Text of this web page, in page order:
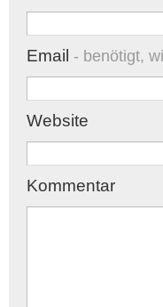
Email - benötigt,
Website
Kommentar